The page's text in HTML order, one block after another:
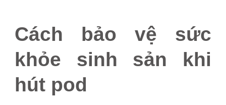
Cách bảo vệ sức
khỏe sinh sản khi
hút pod